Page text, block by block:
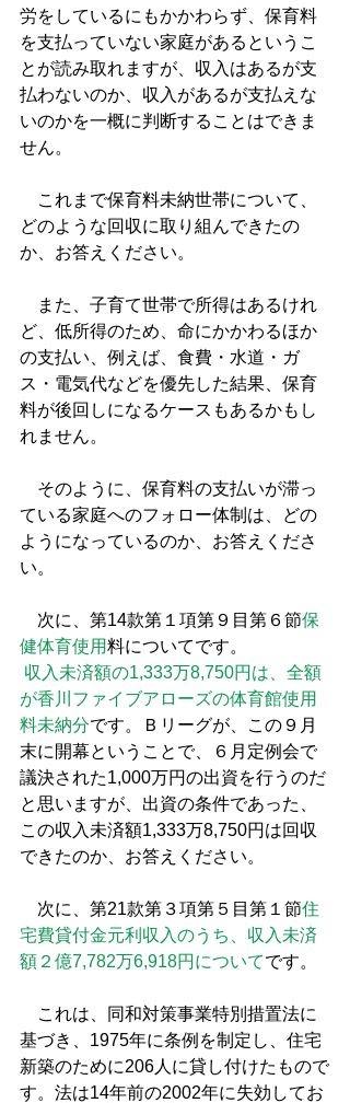
労をしているにもかかわらず、保育料
を支払っていない家庭があるというこ
とが読み取れますが、収入はあるが支
払わないのか、収入があるが支払えな
いのかを一概に判断することはできま
せん。
これまで保育料未納世帯について、
どのような回収に取り組んできたの
か、お答えください。
また、子育て世帯で所得はあるけれ
ど、低所得のため、命にかかわるほか
の支払い、例えば、食費・水道・ガ
ス・電気代などを優先した結果、保育
料が後回しになるケースもあるかもし
れません。
そのように、保育料の支払いが滞っ
ている家庭へのフォロー体制は、どの
ようになっているのか、お答えくださ
い。
次に、第14款第１項第９目第６節保
健体育使用料についてです。
収入未済額の1,333万8,750円は、全額
が香川ファイブアローズの体育館使用
料未納分です。Ｂリーグが、この９月
末に開幕ということで、６月定例会で
議決された1,000万円の出資を行うのだ
と思いますが、出資の条件であった、
この収入未済額1,333万8,750円は回収
できたのか、お答えください。
次に、第21款第３項第５目第１節住
宅費貸付金元利収入のうち、収入未済
額２億7,782万6,918円についてです。
これは、同和対策事業特別措置法に
基づき、1975年に条例を制定し、住宅
新築のために206人に貸し付けたもので
す。法は14年前の2002年に失効してお